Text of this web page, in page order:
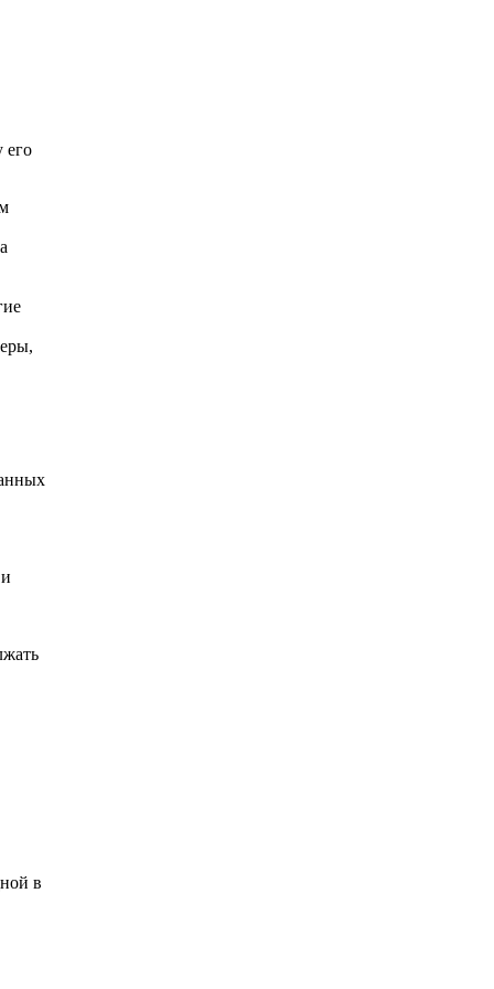
его
в